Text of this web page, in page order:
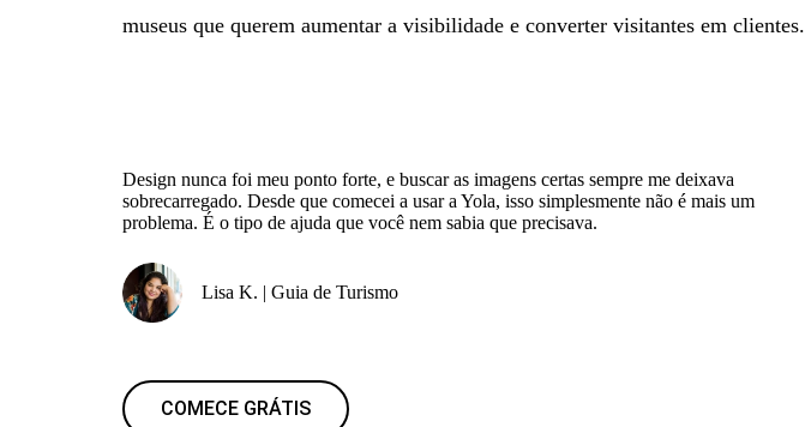
museus que querem aumentar a visibilidade e converter visitantes em clientes.
Design nunca foi meu ponto forte, e buscar as imagens certas sempre me deixava
sobrecarregado. Desde que comecei a usar a Yola, isso simplesmente não é mais um
problema. É o tipo de ajuda que você nem sabia que precisava.
Lisa K. | Guia de Turismo
COMECE GRÁTIS